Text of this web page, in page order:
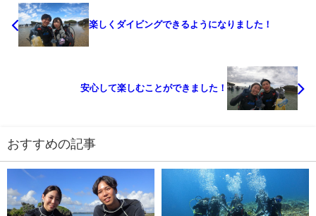
楽しくダイビングできるようになりました！
安心して楽しむことができました！
おすすめの記事